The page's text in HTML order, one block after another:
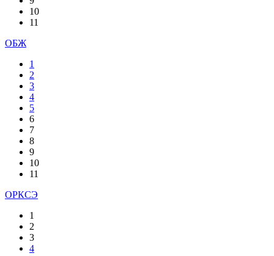
10
11
ОБЖ
1
2
3
4
5
6
7
8
9
10
11
ОРКСЭ
1
2
3
4